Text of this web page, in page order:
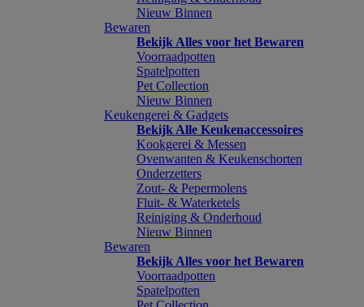
Nieuw Binnen
Bewaren
Bekijk Alles voor het Bewaren
Voorraadpotten
Spatelpotten
Pet Collection
Nieuw Binnen
Keukengerei & Gadgets
Bekijk Alle Keukenaccessoires
Kookgerei & Messen
Ovenwanten & Keukenschorten
Onderzetters
Zout- & Pepermolens
Fluit- & Waterketels
Reiniging & Onderhoud
Nieuw Binnen
Bewaren
Bekijk Alles voor het Bewaren
Voorraadpotten
Spatelpotten